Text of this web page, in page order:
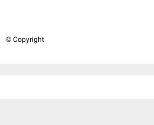
© Copyright